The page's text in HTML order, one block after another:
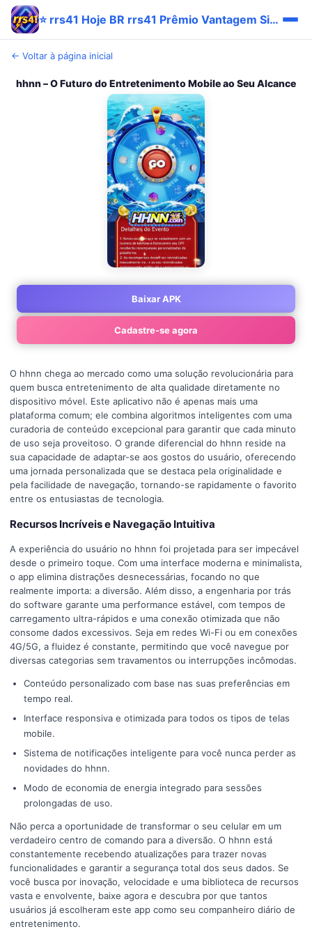
⭐ rrs41 Hoje BR rrs41 Prêmio Vantagem Site 🔥
← Voltar à página inicial
hhnn – O Futuro do Entretenimento Mobile ao Seu Alcance
Baixar APK
Cadastre-se agora
O hhnn chega ao mercado como uma solução revolucionária para
quem busca entretenimento de alta qualidade diretamente no
dispositivo móvel. Este aplicativo não é apenas mais uma
plataforma comum; ele combina algoritmos inteligentes com uma
curadoria de conteúdo excepcional para garantir que cada minuto
de uso seja proveitoso. O grande diferencial do hhnn reside na
sua capacidade de adaptar-se aos gostos do usuário, oferecendo
uma jornada personalizada que se destaca pela originalidade e
pela facilidade de navegação, tornando-se rapidamente o favorito
entre os entusiastas de tecnologia.
Recursos Incríveis e Navegação Intuitiva
A experiência do usuário no hhnn foi projetada para ser impecável
desde o primeiro toque. Com uma interface moderna e minimalista,
o app elimina distrações desnecessárias, focando no que
realmente importa: a diversão. Além disso, a engenharia por trás
do software garante uma performance estável, com tempos de
carregamento ultra-rápidos e uma conexão otimizada que não
consome dados excessivos. Seja em redes Wi-Fi ou em conexões
4G/5G, a fluidez é constante, permitindo que você navegue por
diversas categorias sem travamentos ou interrupções incômodas.
Conteúdo personalizado com base nas suas preferências em
tempo real.
Interface responsiva e otimizada para todos os tipos de telas
mobile.
Sistema de notificações inteligente para você nunca perder as
novidades do hhnn.
Modo de economia de energia integrado para sessões
prolongadas de uso.
Não perca a oportunidade de transformar o seu celular em um
verdadeiro centro de comando para a diversão. O hhnn está
constantemente recebendo atualizações para trazer novas
funcionalidades e garantir a segurança total dos seus dados. Se
você busca por inovação, velocidade e uma biblioteca de recursos
vasta e envolvente, baixe agora e descubra por que tantos
usuários já escolheram este app como seu companheiro diário de
entretenimento.